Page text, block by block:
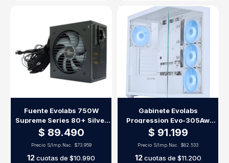
Fuente Evolabs 750W
Supreme Series 80+ Silver
Evo80Bs-750W
$ 89.490
Precio S/Imp.Nac. $73.959
12cuotas de $10.990
Gabinete Evolabs
Progression Evo-305Aw
White Edition X4 Fan Argb
$ 91.199
Precio S/Imp.Nac. $82.533
12cuotas de $11.200